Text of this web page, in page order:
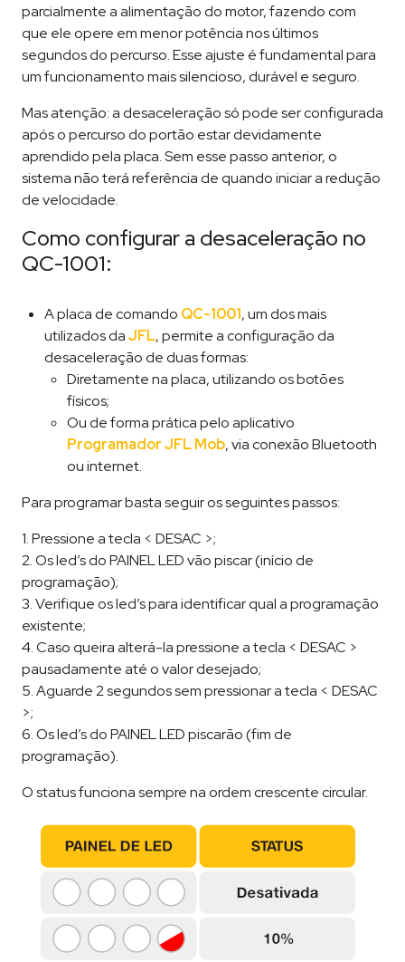
parcialmente a alimentação do motor, fazendo com
que ele opere em menor potência nos últimos
segundos do percurso. Esse ajuste é fundamental para
um funcionamento mais silencioso, durável e seguro.
Mas atenção: a desaceleração só pode ser configurada
após o percurso do portão estar devidamente
aprendido pela placa. Sem esse passo anterior, o
sistema não terá referência de quando iniciar a redução
de velocidade.
Como configurar a desaceleração no
QC-1001:
A placa de comando QC-1001, um dos mais
utilizados daJFL, permite a configuração da
desaceleração de duas formas:
Diretamente na placa, utilizando os botões
físicos;
Ou de forma prática pelo aplicativo
Programador JFL Mob, via conexão Bluetooth
ou internet.
Para programar basta seguir os seguintes passos:
1. Pressione a tecla < DESAC >;
2. Os led’s do PAINEL LED vão piscar (início de
programação);
3. Verifique os led’s para identificar qual a programação
existente;
4. Caso queira alterá-la pressione a tecla < DESAC >
pausadamente até o valor desejado;
5. Aguarde 2 segundos sem pressionar a tecla < DESAC
>;
6. Os led’s do PAINEL LED piscarão (fim de
programação).
O status funciona sempre na ordem crescente circular.